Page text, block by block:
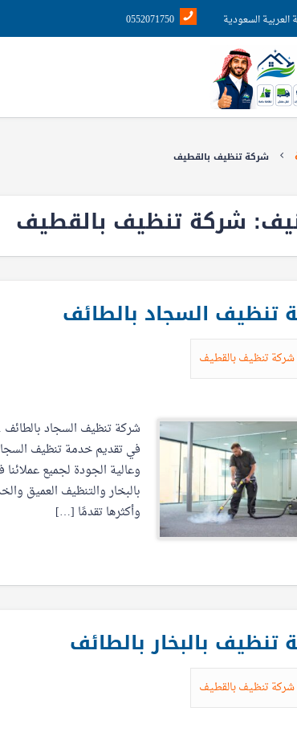
العربية السعودية 0552071750
شركة تنظيف بالقطيف
شركة تنظيف بالقطيف
تنظيف السجاد بالطائف
شركة تنظيف بالقطيف
شركة تنظيف السجاد
في تقديم خدمة تنظيف
وعالية الجودة لجميع
بالبخار والتنظيف العميق
وأكثرها تقدمًا […]
تنظيف بالبخار بالطائف
شركة تنظيف بالقطيف